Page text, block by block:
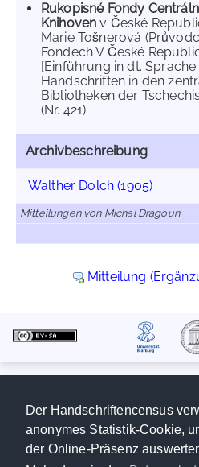
Der Handschriftencensus
anonymes Statistik-Cookie,
der Online-Präsenz
Rukopisné Fondy
Knihoven v České
Marie Tošnerová
Fondech V České
[Einführung in dt.
Handschriften in den
Bibliotheken der
(Nr. 421).
Archivbeschreibung
Walther Dolch (1905)
Mitteilungen von Michal Dragoun
Mitteilung